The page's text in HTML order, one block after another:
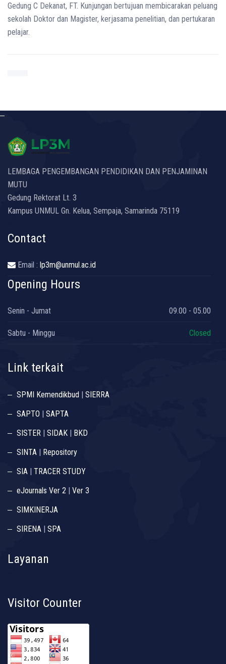
Gedung C Dekanat, FT. Kunjungan bertujuan membicarakan peluang
sekolah Doktor dan Magister, kerjasama penelitian, dan pertukaran
pelajar.
LEMBAGA PENGEMBANGAN PENDIDIKAN DAN PENJAMINAN
MUTU
Gedung Rektorat Lt. 3
Kampus UNMUL Gn. Kelua, Sempaja, Samarinda 75119
Contact
Email : lp3m@unmul.ac.id
Opening Hours
Senin - Jumat 09.00 - 05.00
Sabtu - Minggu Closed
Link terkait
SPMI Kemendikbud | SIERRA
SAPTO | SAPTA
SISTER | SIDAK | BKD
SINTA | Repository
SIA | TRACER STUDY
eJournals Ver 2 | Ver 3
SIMKINERJA
SIRENA | SPA
Layanan
Visitor Counter